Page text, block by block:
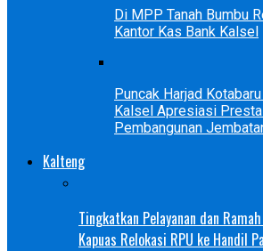
Di MPP Tanah Bumbu
Kantor Kas Bank Kalsel
Puncak Harjad
Kalsel Apresiasi
Pembangunan
Kalteng
Tingkatkan Pelayanan dan
Kapuas Relokasi RPU ke Handil